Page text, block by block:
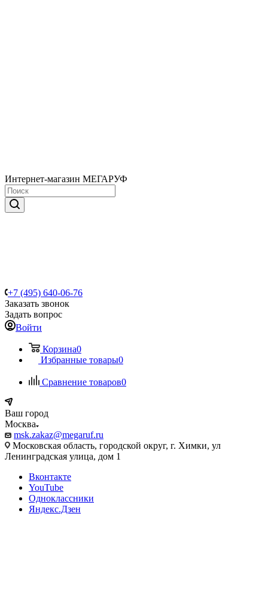
Интернет-магазин МЕГАРУФ
+7 (495) 640-06-76
Заказать звонок
Задать вопрос
Войти
Корзина0
Избранные товары0
Сравнение товаров0
Ваш город
Москва
msk.zakaz@megaruf.ru
Московская область, городской округ, г. Химки, ул
Ленинградская улица, дом 1
Вконтакте
YouTube
Одноклассники
Яндекс.Дзен